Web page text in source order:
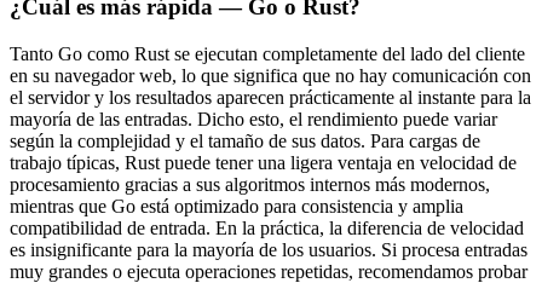
¿Cuál es más rápida — Go o Rust?
Tanto Go como Rust se ejecutan completamente del lado del cliente
en su navegador web, lo que significa que no hay comunicación con
el servidor y los resultados aparecen prácticamente al instante para la
mayoría de las entradas. Dicho esto, el rendimiento puede variar
según la complejidad y el tamaño de sus datos. Para cargas de
trabajo típicas, Rust puede tener una ligera ventaja en velocidad de
procesamiento gracias a sus algoritmos internos más modernos,
mientras que Go está optimizado para consistencia y amplia
compatibilidad de entrada. En la práctica, la diferencia de velocidad
es insignificante para la mayoría de los usuarios. Si procesa entradas
muy grandes o ejecuta operaciones repetidas, recomendamos probar